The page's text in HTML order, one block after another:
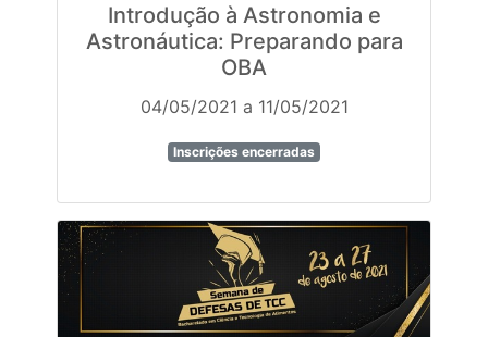
Introdução à Astronomia e
Astronáutica: Preparando para
OBA
04/05/2021 a 11/05/2021
Inscrições encerradas